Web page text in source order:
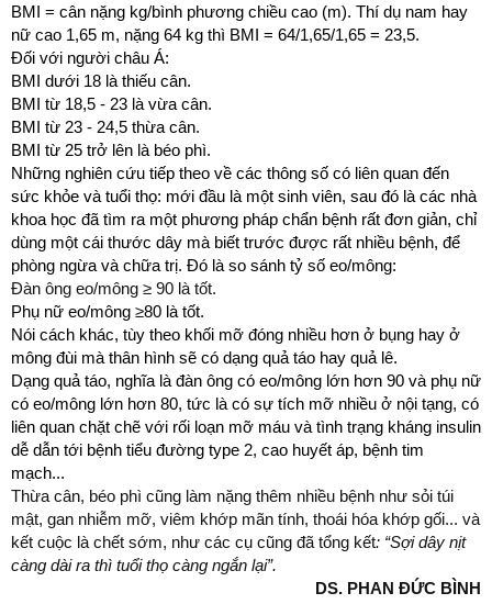
BMI = cân nặng kg/bình phương chiều cao (m). Thí dụ nam hay
nữ cao 1,65 m, nặng 64 kg thì BMI = 64/1,65/1,65 = 23,5.
Đối với người châu Á:
BMI dưới 18 là thiếu cân.
BMI từ 18,5 - 23 là vừa cân.
BMI từ 23 - 24,5 thừa cân.
BMI từ 25 trở lên là béo phì.
Những nghiên cứu tiếp theo về các thông số có liên quan đến
sức khỏe và tuổi thọ: mới đầu là một sinh viên, sau đó là các nhà
khoa học đã tìm ra một phương pháp chẩn bệnh rất đơn giản, chỉ
dùng một cái thước dây mà biết trước được rất nhiều bệnh, để
phòng ngừa và chữa trị. Đó là so sánh tỷ số eo/mông:
Đàn ông eo/mông ≥ 90 là tốt.
Phụ nữ eo/mông ≥80 là tốt.
Nói cách khác, tùy theo khối mỡ đóng nhiều hơn ở bụng hay ở
mông đùi mà thân hình sẽ có dạng quả táo hay quả lê.
Dạng quả táo, nghĩa là đàn ông có eo/mông lớn hơn 90 và phụ nữ
có eo/mông lớn hơn 80, tức là có sự tích mỡ nhiều ở nội tạng, có
liên quan chặt chẽ với rối loạn mỡ máu và tình trạng kháng insulin
dễ dẫn tới bệnh tiểu đường type 2, cao huyết áp, bệnh tim
mạch...
Thừa cân, béo phì cũng làm nặng thêm nhiều bệnh như sỏi túi
mật, gan nhiễm mỡ, viêm khớp mãn tính, thoái hóa khớp gối... và
kết cuộc là chết sớm, như các cụ cũng đã tổng kết: “Sợi dây nịt
càng dài ra thì tuổi thọ càng ngắn lại”.
DS. PHAN ĐỨC BÌNH